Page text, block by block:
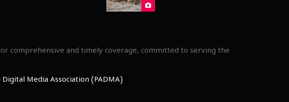
comprehensive and timely coverage, committed to serving the
Media Association (PADMA)